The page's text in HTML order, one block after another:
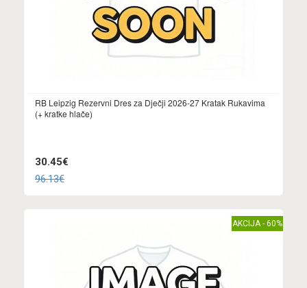
RB Leipzig Rezervni Dres za Dječji 2026-27 Kratak Rukavima
(+ kratke hlače)
30.45€
96.13€
AKCIJA - 60%